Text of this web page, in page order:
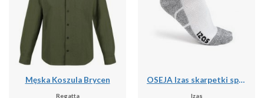
Męska Koszula Brycen
Regatta
OSEJA Izas skarpetki sportowe unisex do połowy łydki
Izas